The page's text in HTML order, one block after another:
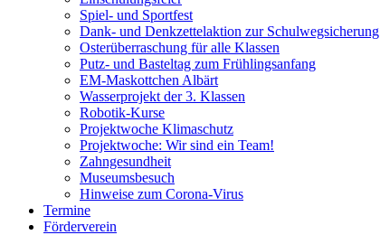
Spiel- und Sportfest
Dank- und Denkzettelaktion zur Schulwegsicherung
Osterüberraschung für alle Klassen
Putz- und Basteltag zum Frühlingsanfang
EM-Maskottchen Albärt
Wasserprojekt der 3. Klassen
Robotik-Kurse
Projektwoche Klimaschutz
Projektwoche: Wir sind ein Team!
Zahngesundheit
Museumsbesuch
Hinweise zum Corona-Virus
Termine
Förderverein